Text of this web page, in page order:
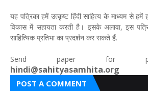
यह पत्रिका हमें उत्कृष्ट हिंदी साहित्य के माध्यम से हमें
विकास में सहायता करती है। इसके अलावा, इस
साहित्यिक प्रतिभा का प्रदर्शन कर सकते हैं.
Send paper for
hindi@sahityasamhita.org
POST A COMMENT